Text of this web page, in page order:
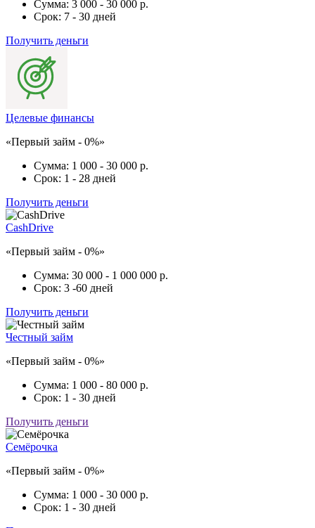
Сумма: 3 000 - 30 000 р.
Срок: 7 - 30 дней
Получить деньги
Целевые финансы
«Первый займ - 0%»
Сумма: 1 000 - 30 000 р.
Срок: 1 - 28 дней
Получить деньги
CashDrive
«Первый займ - 0%»
Сумма: 30 000 - 1 000 000 р.
Срок: 3 -60 дней
Получить деньги
Честный займ
«Первый займ - 0%»
Сумма: 1 000 - 80 000 р.
Срок: 1 - 30 дней
Получить деньги
Семёрочка
«Первый займ - 0%»
Сумма: 1 000 - 30 000 р.
Срок: 1 - 30 дней